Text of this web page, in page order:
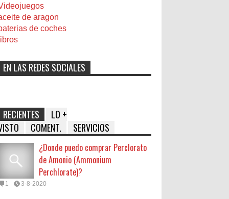
de aragon
de coches
libros
EN LAS REDES SOCIALES
RECIENTES
LO +
COMENT. SERVICIOS
¿Donde puedo comprar Perclorato
de Amonio (Ammonium
Perchlorate)?
1 3-8-2020